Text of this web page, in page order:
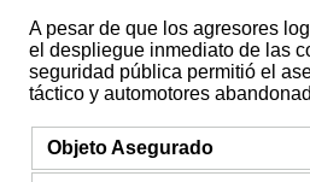
A pesar de que los agresores
el despliegue inmediato de las
seguridad pública permitió el
táctico y automotores
Objeto Asegurado